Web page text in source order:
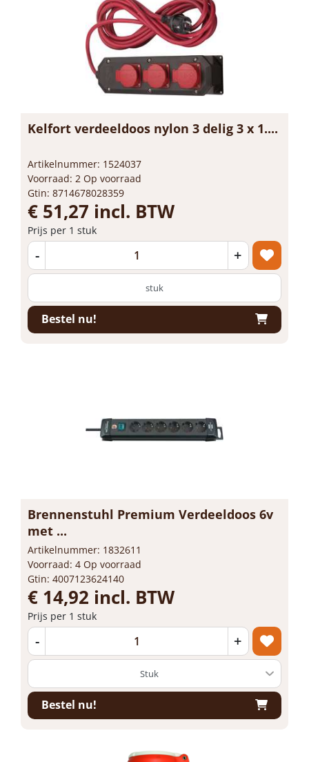
Kelfort verdeeldoos nylon 3 delig 3 x 1....
Artikelnummer: 1524037
Voorraad: 2 Op voorraad
Gtin: 8714678028359
€ 51,27 incl. BTW
Prijs per 1 stuk
- +
stuk
Bestel nu!
Brennenstuhl Premium Verdeeldoos 6v
met ...
Artikelnummer: 1832611
Voorraad: 4 Op voorraad
Gtin: 4007123624140
€ 14,92 incl. BTW
Prijs per 1 stuk
- +
Bestel nu!